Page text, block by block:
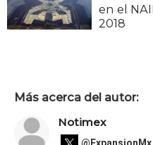
en el
2018
Más acerca del autor:
Notimex